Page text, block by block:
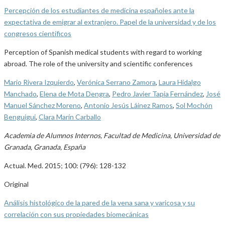
Percepción de los estudiantes de medicina españoles ante la
expectativa de emigrar al extranjero. Papel de la universidad y de los
congresos científicos
Perception of Spanish medical students with regard to working
abroad. The role of the university and scientific conferences
Mario Rivera Izquierdo, Verónica Serrano Zamora, Laura Hidalgo
Manchado, Elena de Mota Dengra, Pedro Javier Tapia Fernández, José
Manuel Sánchez Moreno, Antonio Jesús Láinez Ramos, Sol Mochón
Benguigui, Clara Marín Carballo
Academia de Alumnos Internos, Facultad de Medicina, Universidad de
Granada, Granada, España
Actual. Med. 2015; 100: (796): 128-132
Original
Análisis histológico de la pared de la vena sana y varicosa y su
correlación con sus propiedades biomecánicas